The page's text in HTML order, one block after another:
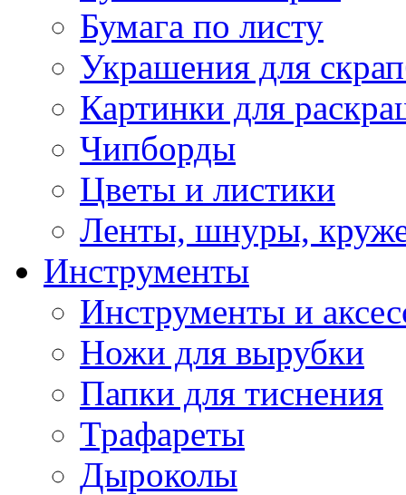
Бумага по листу
Украшения для
Картинки для
Чипборды
Цветы и листики
Ленты, шнуры,
Инструменты
Инструменты и
Ножи для вырубки
Папки для тиснения
Трафареты
Дыроколы